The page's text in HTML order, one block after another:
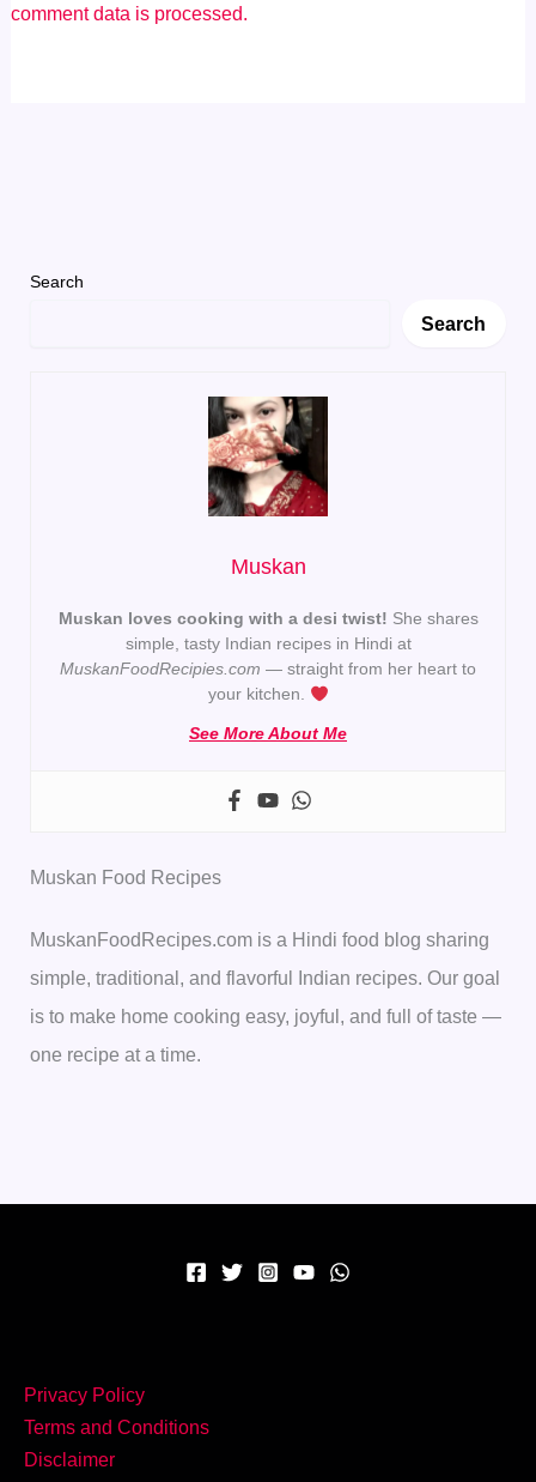
comment data is processed.
Search
Search
Muskan
Muskan loves cooking with a desi twist! She shares
simple, tasty Indian recipes in Hindi at
MuskanFoodRecipies.com — straight from her heart to
your kitchen.
See More About Me
Muskan Food Recipes
MuskanFoodRecipes.com is a Hindi food blog sharing
simple, traditional, and flavorful Indian recipes. Our goal
is to make home cooking easy, joyful, and full of taste —
one recipe at a time.
Privacy Policy
Terms and Conditions
Disclaimer